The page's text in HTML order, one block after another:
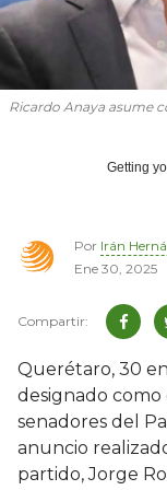
Ricardo Anaya asume
Getting
Por Irán
Ene 30, 2025
Querétaro, 30
designado
senadores del
anuncio
partido, Jorge